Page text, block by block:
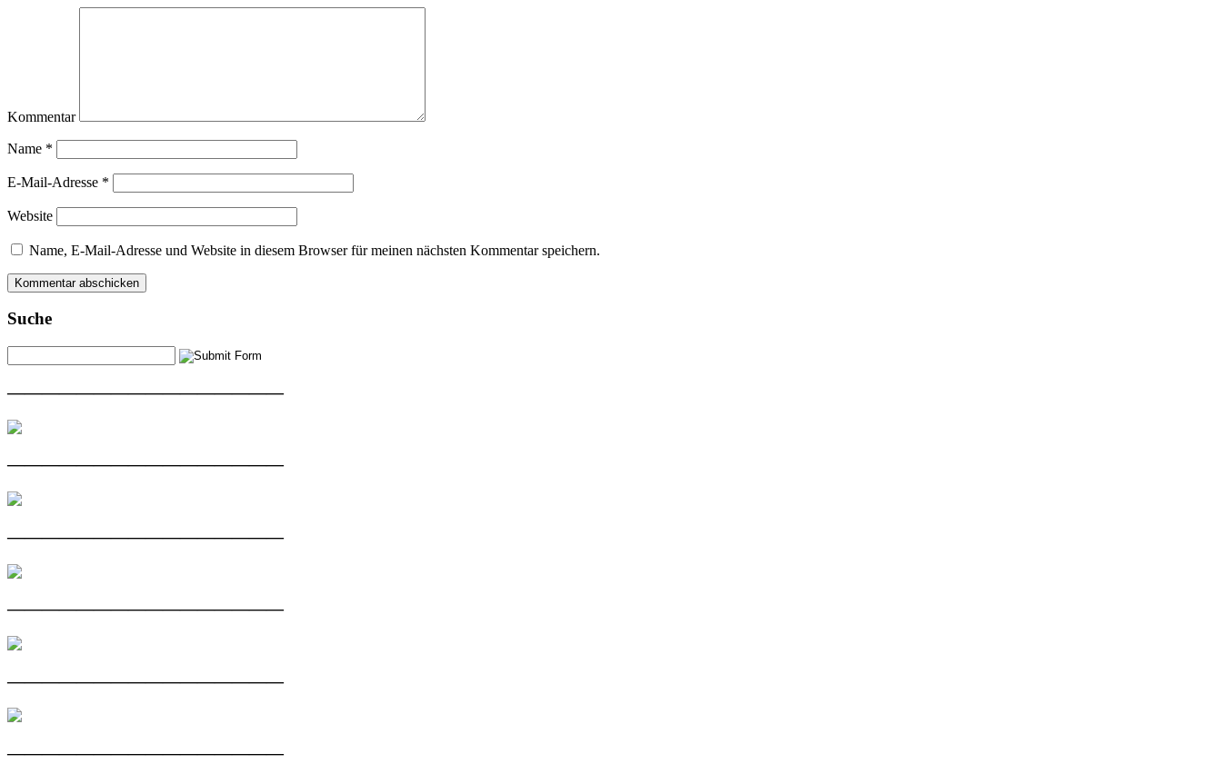
Kommentar
Name *
E-Mail-Adresse *
Website
Name, E-Mail-Adresse und Website in diesem Browser für meinen nächsten Kommentar speichern.
Suche
————————————————
————————————————
————————————————
————————————————
————————————————
————————————————